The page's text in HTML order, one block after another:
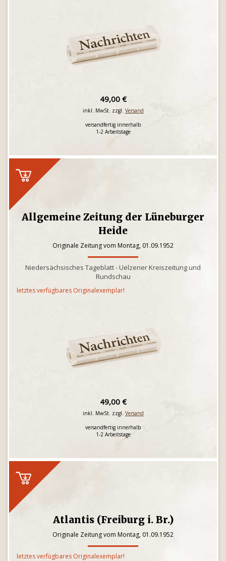
49,00 €
inkl. MwSt. zzgl. Versand
versandfertig innerhalb
1-2 Arbeitstage
Allgemeine Zeitung der Lüneburger
Heide
Originale Zeitung vom Montag, 01.09.1952
Niedersächsisches Tageblatt - Uelzener Kreiszeitung und
Rundschau
letztes verfügbares Originalexemplar!
49,00 €
inkl. MwSt. zzgl. Versand
versandfertig innerhalb
1-2 Arbeitstage
Atlantis (Freiburg i. Br.)
Originale Zeitung vom Montag, 01.09.1952
letztes verfügbares Originalexemplar!